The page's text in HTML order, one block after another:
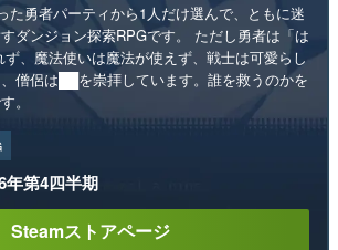
た勇者パーティから1人だけ選んで、ともに迷
ダンジョン探索RPGです。 ただし勇者は「は
、魔法使いは魔法が使えず、戦士は可愛らし
僧侶は██を崇拝しています。誰を救うのかを
。
年第4四半期
Steamストアページ